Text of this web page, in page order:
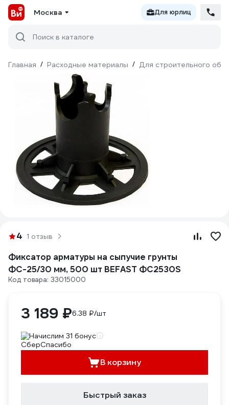
Москва Для юрлиц
Поиск в каталоге
Главная / Расходные материалы / Для строительного
4 1 отзыв
Фиксатор арматуры на сыпучие грунты
ФС-25/30 мм, 500 шт BEFAST ФС2530S
Код товара: 33015000
3 189 ₽6.38 ₽/шт
Начислим 31 бонус
В корзину
Быстрый заказ